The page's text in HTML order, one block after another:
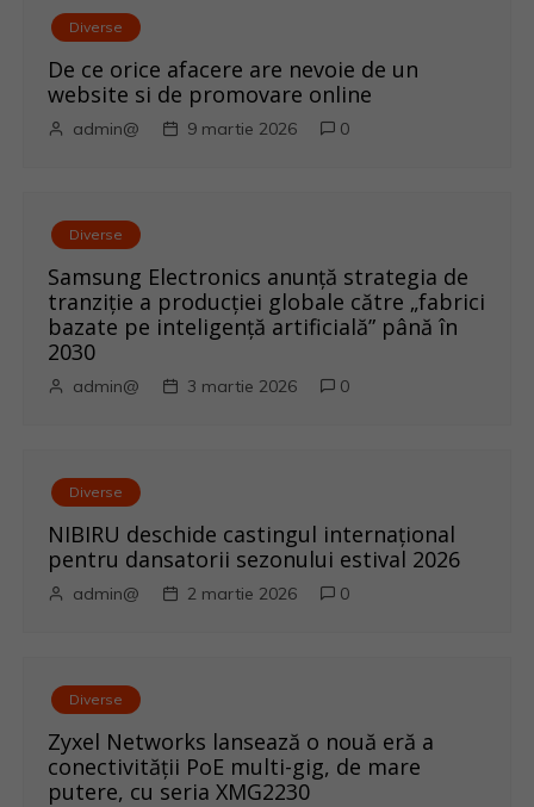
Diverse
De ce orice afacere are nevoie de un
website si de promovare online
admin@ 9 martie 2026 0
Diverse
Samsung Electronics anunță strategia de
tranziție a producției globale către „fabrici
bazate pe inteligență artificială” până în
2030
admin@ 3 martie 2026 0
Diverse
NIBIRU deschide castingul internațional
pentru dansatorii sezonului estival 2026
admin@ 2 martie 2026 0
Diverse
Zyxel Networks lansează o nouă eră a
conectivității PoE multi-gig, de mare
putere, cu seria XMG2230